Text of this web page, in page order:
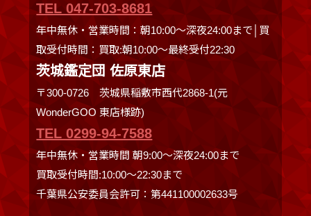
TEL 047-703-8681
年中無休・営業時間：朝10:00～深夜24:00まで│買
取受付時間：買取:朝10:00～最終受付22:30
茨城鑑定団 佐原東店
〒300-0726 茨城県稲敷市西代2868-1(元
WonderGOO 東店様跡)
TEL 0299-94-7588
年中無休・営業時間 朝9:00〜深夜24:00まで
買取受付時間:10:00〜22:30まで
千葉県公安委員会許可：第441100002633号